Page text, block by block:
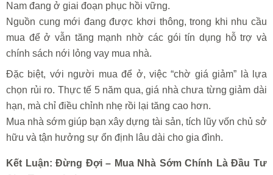
Nam đang ở giai đoạn phục hồi vững.
Nguồn cung mới đang được khơi thông, trong khi nhu cầu
mua để ở vẫn tăng mạnh nhờ các gói tín dụng hỗ trợ và
chính sách nới lỏng vay mua nhà.
Đặc biệt, với người mua để ở, việc “chờ giá giảm” là lựa
chọn rủi ro. Thực tế 5 năm qua, giá nhà chưa từng giảm dài
hạn, mà chỉ điều chỉnh nhẹ rồi lại tăng cao hơn.
Mua nhà sớm giúp bạn xây dựng tài sản, tích lũy vốn chủ sở
hữu và tận hưởng sự ổn định lâu dài cho gia đình.
Kết Luận: Đừng Đợi – Mua Nhà Sớm Chính Là Đầu Tư